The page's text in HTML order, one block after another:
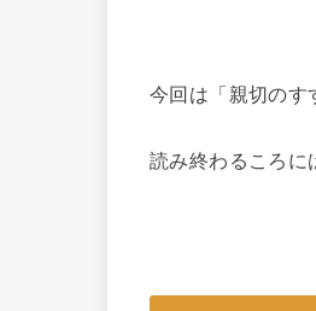
今回は「親切のす
読み終わるころに